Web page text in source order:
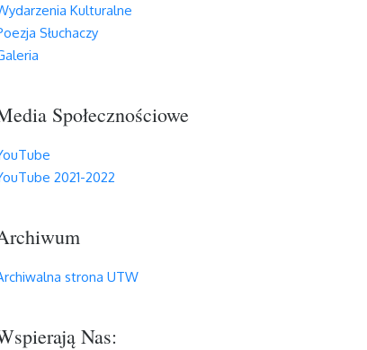
Kulturalne
Słuchaczy
Społecznościowe
2021-2022
strona UTW
Nas: